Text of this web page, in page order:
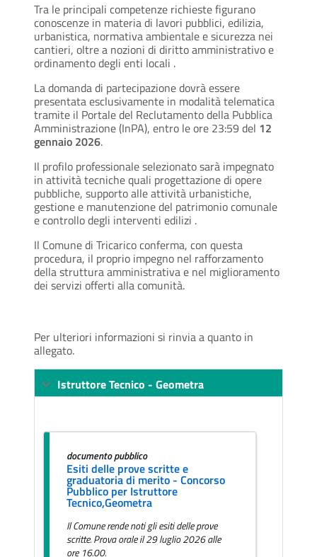
Tra le principali competenze richieste figurano
conoscenze in materia di lavori pubblici, edilizia,
urbanistica, normativa ambientale e sicurezza nei
cantieri, oltre a nozioni di diritto amministrativo e
ordinamento degli enti locali .
La domanda di partecipazione dovrà essere
presentata esclusivamente in modalità telematica
tramite il Portale del Reclutamento della Pubblica
Amministrazione (InPA), entro le ore 23:59 del 12
gennaio 2026.
Il profilo professionale selezionato sarà impegnato
in attività tecniche quali progettazione di opere
pubbliche, supporto alle attività urbanistiche,
gestione e manutenzione del patrimonio comunale
e controllo degli interventi edilizi .
Il Comune di Tricarico conferma, con questa
procedura, il proprio impegno nel rafforzamento
della struttura amministrativa e nel miglioramento
dei servizi offerti alla comunità.
Per ulteriori informazioni si rinvia a quanto in
allegato.
Istruttore Tecnico - Geometra
documento pubblico
Esiti delle prove scritte e
graduatoria di merito - Concorso
Pubblico per Istruttore
Tecnico,Geometra
Il Comune rende noti gli esiti delle prove
scritte. Prova orale il 29 luglio 2026 alle
ore 16.00.